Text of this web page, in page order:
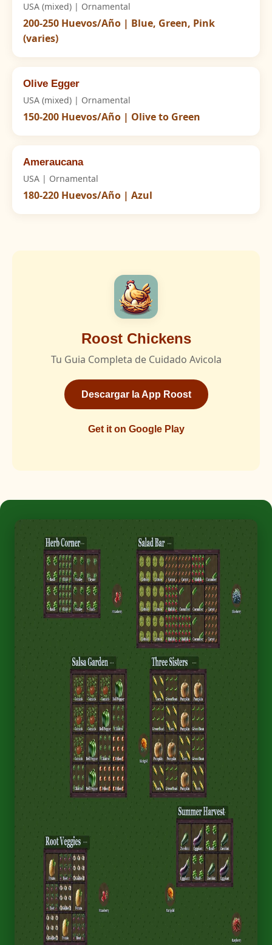
USA (mixed) | Ornamental
200-250 Huevos/Año | Blue, Green, Pink
(varies)
Olive Egger
USA (mixed) | Ornamental
150-200 Huevos/Año | Olive to Green
Ameraucana
USA | Ornamental
180-220 Huevos/Año | Azul
Roost Chickens
Tu Guia Completa de Cuidado Avicola
Descargar la App Roost
Get it on Google Play